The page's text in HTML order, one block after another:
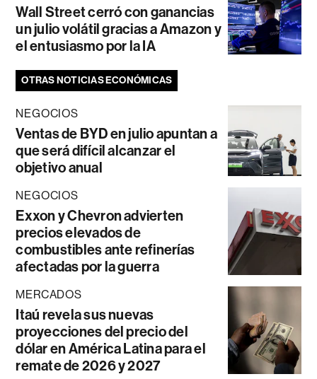
Wall Street cerró con ganancias
un julio volátil gracias a Amazon y
el entusiasmo por la IA
OTRAS NOTICIAS ECONÓMICAS
NEGOCIOS
Ventas de BYD en julio apuntan a
que será difícil alcanzar el
objetivo anual
NEGOCIOS
Exxon y Chevron advierten
precios elevados de
combustibles ante refinerías
afectadas por la guerra
MERCADOS
Itaú revela sus nuevas
proyecciones del precio del
dólar en América Latina para el
remate de 2026 y 2027